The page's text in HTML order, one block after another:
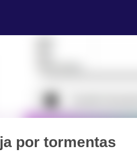
principal
por tormentas